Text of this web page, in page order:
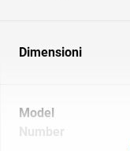
Dimensioni
Model
Number